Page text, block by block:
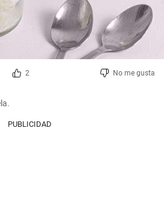
2 No me gusta
PUBLICIDAD